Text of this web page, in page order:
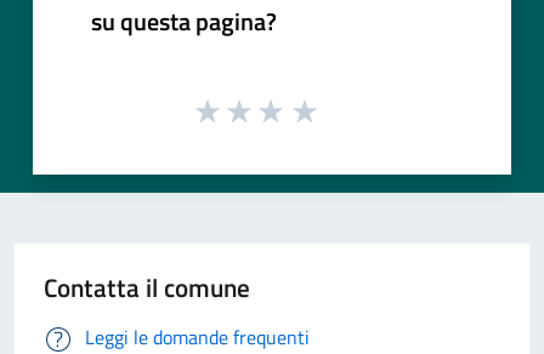
su questa pagina?
Contatta il comune
Leggi le domande frequenti